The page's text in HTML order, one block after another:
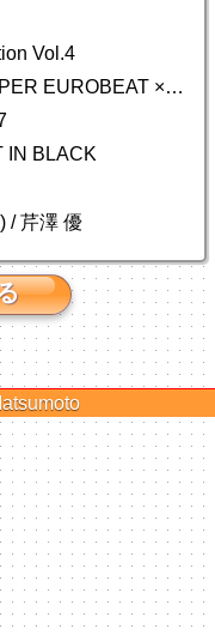
Vol.4
(CD) MF GHOST PRESENTS SUPER EUROBEAT × ORIGINAL SOUNDTRACK NEW COLLECTION
IN BLACK
/ 芹澤 優